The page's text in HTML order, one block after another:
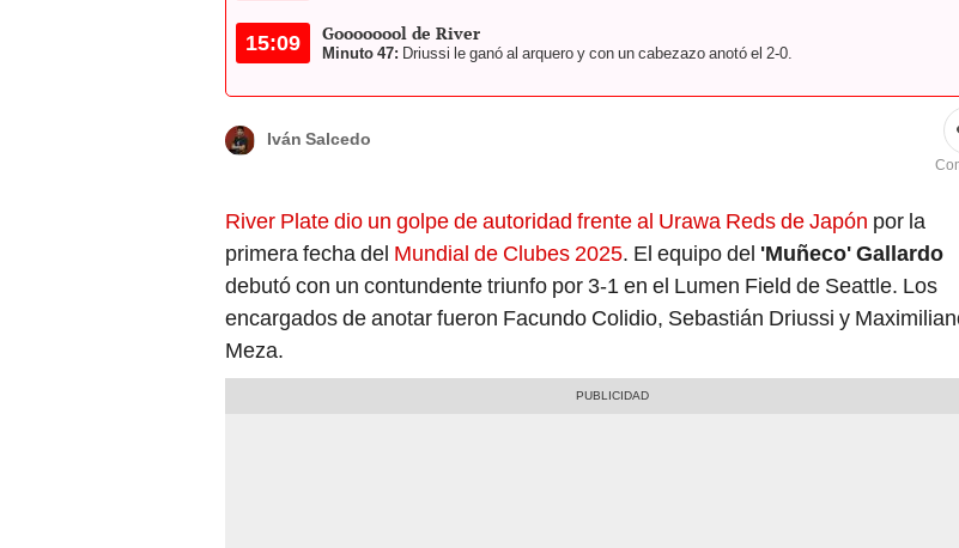
15:09 Goooooool de River
Minuto 47: Driussi le ganó al arquero y con un cabezazo anotó el 2-0.
Iván Salcedo
River Plate dio un golpe de autoridad frente al Urawa Reds de Japón por la
primera fecha del Mundial de Clubes 2025. El equipo del 'Muñeco' Gallardo
debutó con un contundente triunfo por 3-1 en el Lumen Field de Seattle. Los
encargados de anotar fueron Facundo Colidio, Sebastián Driussi y
Meza.